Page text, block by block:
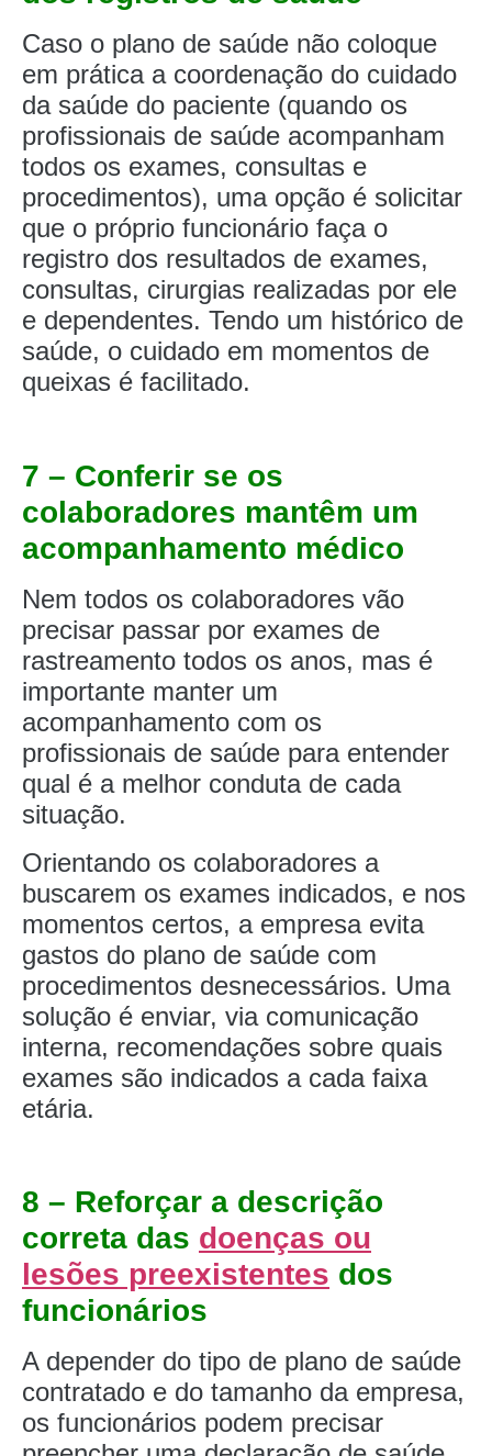
Caso o plano de saúde não coloque
em prática a coordenação do cuidado
da saúde do paciente (quando os
profissionais de saúde acompanham
todos os exames, consultas e
procedimentos), uma opção é solicitar
que o próprio funcionário faça o
registro dos resultados de exames,
consultas, cirurgias realizadas por ele
e dependentes. Tendo um histórico de
saúde, o cuidado em momentos de
queixas é facilitado.
7 – Conferir se os
colaboradores mantêm um
acompanhamento médico
Nem todos os colaboradores vão
precisar passar por exames de
rastreamento todos os anos, mas é
importante manter um
acompanhamento com os
profissionais de saúde para entender
qual é a melhor conduta de cada
situação.
Orientando os colaboradores a
buscarem os exames indicados, e nos
momentos certos, a empresa evita
gastos do plano de saúde com
procedimentos desnecessários. Uma
solução é enviar, via comunicação
interna, recomendações sobre quais
exames são indicados a cada faixa
etária.
8 – Reforçar a descrição
correta das doenças ou
lesões preexistentes dos
funcionários
A depender do tipo de plano de saúde
contratado e do tamanho da empresa,
os funcionários podem precisar